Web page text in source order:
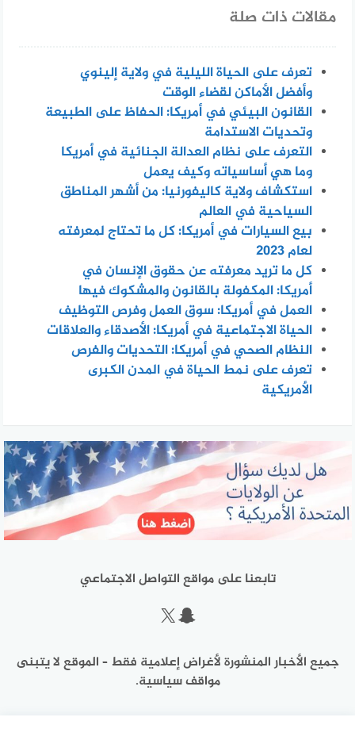
مقالات ذات صلة
تعرف على الحياة الليلية في ولاية إلينوي
وأفضل الأماكن لقضاء الوقت
القانون البيئي في أمريكا: الحفاظ على الطبيعة
وتحديات الاستدامة
التعرف على نظام العدالة الجنائية في أمريكا
وما هي أساسياته وكيف يعمل
استكشاف ولاية كاليفورنيا: من أشهر المناطق
السياحية في العالم
بيع السيارات في أمريكا: كل ما تحتاج لمعرفته
لعام 2023
كل ما تريد معرفته عن حقوق الإنسان في
أمريكا: المكفولة بالقانون والمشكوك فيها
العمل في أمريكا: سوق العمل وفرص التوظيف
الحياة الاجتماعية في أمريكا: الأصدقاء والعلاقات
النظام الصحي في أمريكا: التحديات والفرص
تعرف على نمط الحياة في المدن الكبرى
الأمريكية
تابعنا على مواقع التواصل الاجتماعي
سناب شات
إكس
جميع الأخبار المنشورة لأغراض إعلامية فقط – الموقع لا يتبنى
مواقف سياسية.